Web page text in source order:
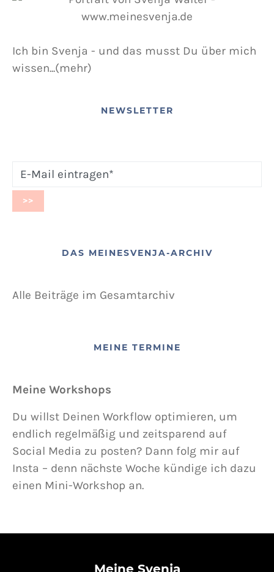
Ich bin Svenja - und das musst Du über mich
wissen...(mehr)
NEWSLETTER
DAS MEINESVENJA-ARCHIV
Alle Beiträge im Gesamtarchiv
MEINE TERMINE
Meine Workshops
Du willst Deinen Workflow optimieren, um
endlich regelmäßig und zeitsparend auf
Social Media zu posten? Dann folg mir auf
Insta – denn nächste Woche kündige ich dazu
einen Mini-Workshop an.